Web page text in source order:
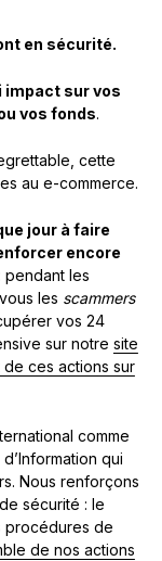
en sécurité.
impact sur vos
vos fonds.
cette
au e-commerce.
jour à faire
encore
pendant les
les scammers
vos 24
sur notre site
ces actions sur
comme
qui
Nous renforçons
sécurité : le
procédures de
de nos actions